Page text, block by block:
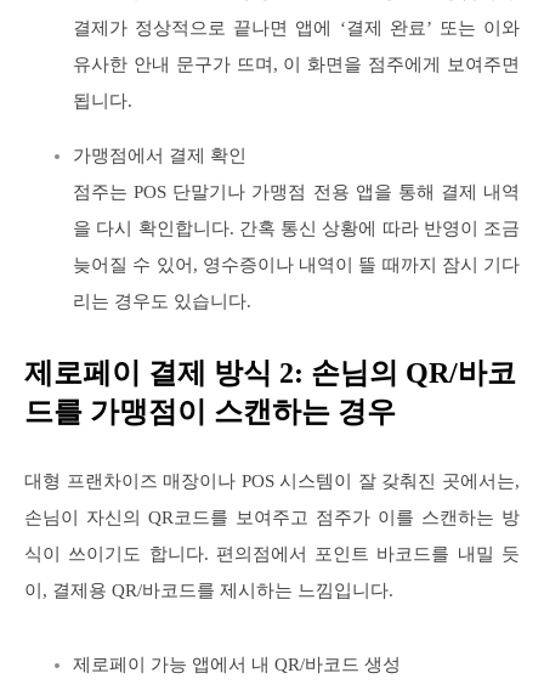
결제가 정상적으로 끝나면 앱에 ‘결제 완료’ 또는 이와
유사한 안내 문구가 뜨며, 이 화면을 점주에게 보여주면
됩니다.
가맹점에서 결제 확인
점주는 POS 단말기나 가맹점 전용 앱을 통해 결제 내역
을 다시 확인합니다. 간혹 통신 상황에 따라 반영이 조금
늦어질 수 있어, 영수증이나 내역이 뜰 때까지 잠시 기다
리는 경우도 있습니다.
제로페이 결제 방식 2: 손님의 QR/바코
드를 가맹점이 스캔하는 경우
대형 프랜차이즈 매장이나 POS 시스템이 잘 갖춰진 곳에서는,
손님이 자신의 QR코드를 보여주고 점주가 이를 스캔하는 방
식이 쓰이기도 합니다. 편의점에서 포인트 바코드를 내밀 듯
이, 결제용 QR/바코드를 제시하는 느낌입니다.
제로페이 가능 앱에서 내 QR/바코드 생성